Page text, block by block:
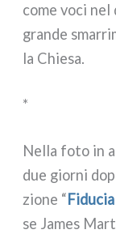
come voci
gran­de
la Chiesa.
*
Nella foto in
due gior­ni
zio­ne “
se James